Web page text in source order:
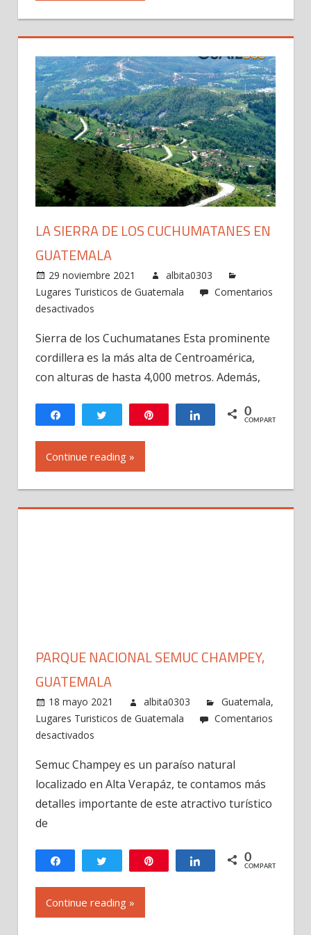
LA SIERRA DE LOS CUCHUMATANES EN
GUATEMALA
29 noviembre 2021
albita0303
Lugares Turisticos de Guatemala
Comentarios
desactivados
Sierra
de
los
en
Guatemala
Sierra de los Cuchumatanes Esta prominente
cordillera es la más alta de Centroamérica,
con alturas de hasta 4,000 metros. Además,
Compartir Twittear Compartir
0
COMPARTIR
Continue reading »
PARQUE NACIONAL SEMUC CHAMPEY,
GUATEMALA
18 mayo 2021 albita0303 Guatemala,
Lugares Turisticos de Guatemala
Comentarios
desactivados
Nacional
Semuc
Champey,
Semuc Champey es un paraíso natural
localizado en Alta Verapáz, te contamos más
detalles importante de este atractivo turístico
de
Compartir Twittear Compartir
0
COMPARTIR
Continue reading »